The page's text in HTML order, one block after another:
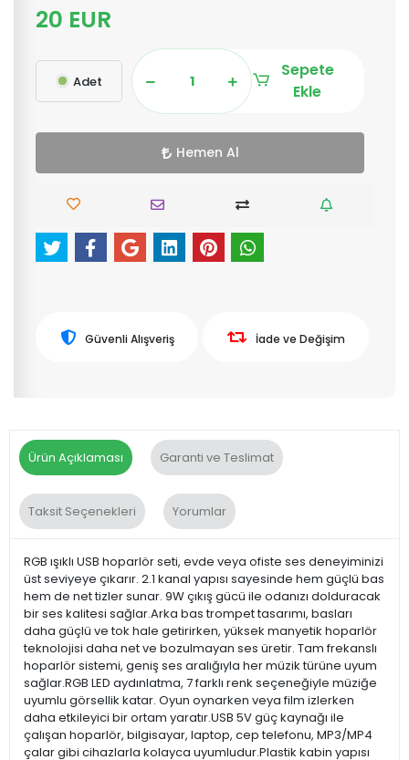
20 EUR
Adet
Sepete
Ekle
Hemen Al
Güvenli Alışveriş İade ve Değişim
Ürün Açıklaması Garanti ve Teslimat
Taksit Seçenekleri Yorumlar
RGB ışıklı USB hoparlör seti, evde veya ofiste ses deneyiminizi
üst seviyeye çıkarır. 2.1 kanal yapısı sayesinde hem güçlü bas
hem de net tizler sunar. 9W çıkış gücü ile odanızı dolduracak
bir ses kalitesi sağlar.Arka bas trompet tasarımı, basları
daha güçlü ve tok hale getirirken, yüksek manyetik hoparlör
teknolojisi daha net ve bozulmayan ses üretir. Tam frekanslı
hoparlör sistemi, geniş ses aralığıyla her müzik türüne uyum
sağlar.RGB LED aydınlatma, 7 farklı renk seçeneğiyle müziğe
uyumlu görsellik katar. Oyun oynarken veya film izlerken
daha etkileyici bir ortam yaratır.USB 5V güç kaynağı ile
çalışan hoparlör, bilgisayar, laptop, cep telefonu, MP3/MP4
çalar gibi cihazlarla kolayca uyumludur.Plastik kabin yapısı